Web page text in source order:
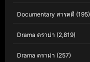
Documentary สารคดี (195)
Drama ดราม่า (2,819)
Drama ดราม่า (257)